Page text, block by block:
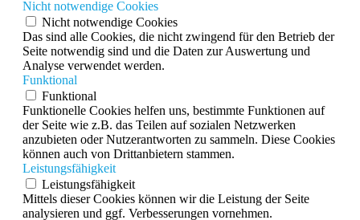
Nicht notwendige Cookies
Nicht notwendige Cookies
Das sind alle Cookies, die nicht zwingend für den Betrieb der
Seite notwendig sind und die Daten zur Auswertung und
Analyse verwendet werden.
Funktional
Funktional
Funktionelle Cookies helfen uns, bestimmte Funktionen auf
der Seite wie z.B. das Teilen auf sozialen Netzwerken
anzubieten oder Nutzerantworten zu sammeln. Diese Cookies
können auch von Drittanbietern stammen.
Leistungsfähigkeit
Leistungsfähigkeit
Mittels dieser Cookies können wir die Leistung der Seite
analysieren und ggf. Verbesserungen vornehmen.